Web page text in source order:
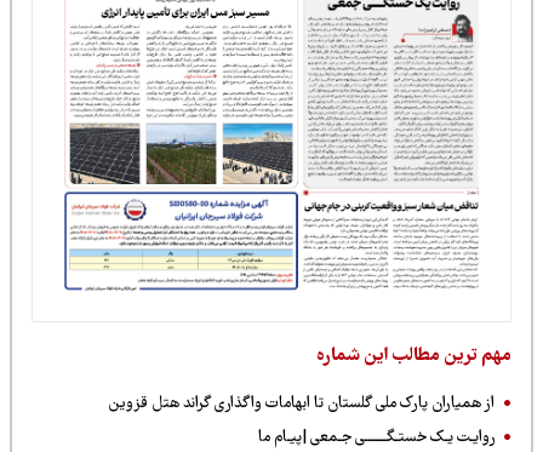
مهم ترین مطالب این شماره
از همیاران پارک ملی گلستان تا ابهامات واگذاری گراند هتل قزوین
روایـت یـک خستـگــــــی جـمعی |پیـام ما